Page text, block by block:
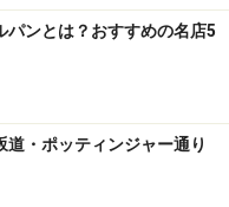
る
督、パッテン氏も大
店は1954年に創業と
香りがお店へと誘導し
ありませんが、買った
ト。サクサクとした
パンとは？おすすめの名店5
・ポッティンジャー通り